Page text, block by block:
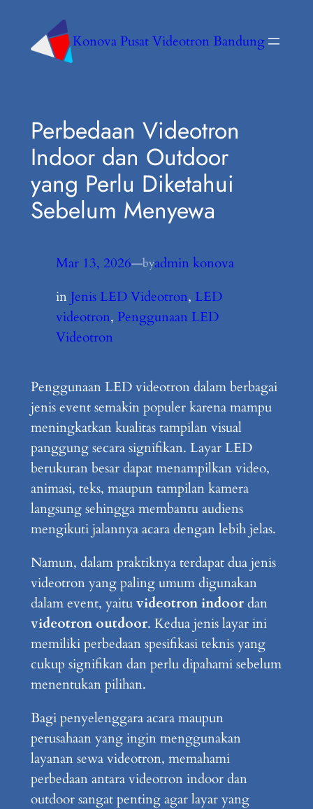
Konova Pusat Videotron Bandung
Perbedaan Videotron
Indoor dan Outdoor
yang Perlu Diketahui
Sebelum Menyewa
Mar 13, 2026—byadmin konova
in Jenis LED Videotron, LED
videotron, Penggunaan LED
Videotron
Penggunaan LED videotron dalam berbagai
jenis event semakin populer karena mampu
meningkatkan kualitas tampilan visual
panggung secara signifikan. Layar LED
berukuran besar dapat menampilkan video,
animasi, teks, maupun tampilan kamera
langsung sehingga membantu audiens
mengikuti jalannya acara dengan lebih jelas.
Namun, dalam praktiknya terdapat dua jenis
videotron yang paling umum digunakan
dalam event, yaituvideotron indoordan
videotron outdoor. Kedua jenis layar ini
memiliki perbedaan spesifikasi teknis yang
cukup signifikan dan perlu dipahami sebelum
menentukan pilihan.
Bagi penyelenggara acara maupun
perusahaan yang ingin menggunakan
layanan sewa videotron, memahami
perbedaan antara videotron indoor dan
outdoor sangat penting agar layar yang